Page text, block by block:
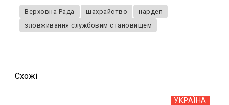
Верховна Рада шахрайство
нардеп
зловживання службовим становищем
Схожi
УКРАЇНА